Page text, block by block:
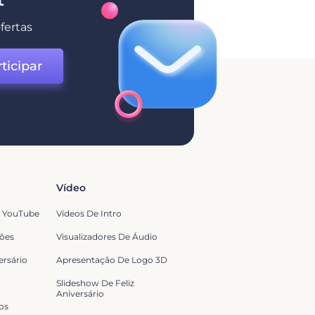
Vídeo
Vídeos De Intro
Visualizadores De Áudio
Apresentação De Logo 3D
Slideshow De Feliz
Aniversário